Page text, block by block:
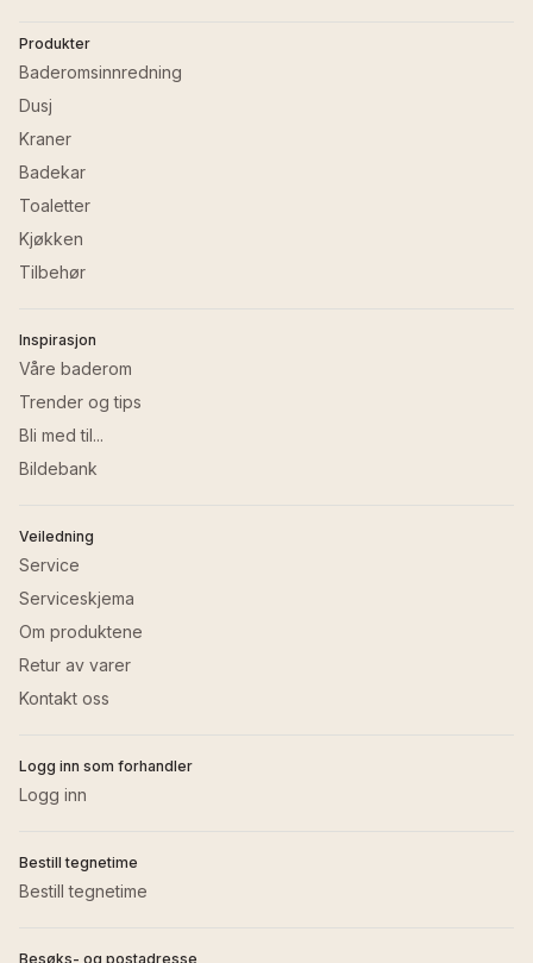
Produkter
Baderomsinnredning
Dusj
Kraner
Badekar
Toaletter
Kjøkken
Tilbehør
Inspirasjon
Våre baderom
Trender og tips
Bli med til...
Bildebank
Veiledning
Service
Serviceskjema
Om produktene
Retur av varer
Kontakt oss
Logg inn som forhandler
Logg inn
Bestill tegnetime
Bestill tegnetime
Besøks- og postadresse